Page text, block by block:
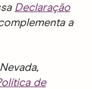
Declaração
a
de